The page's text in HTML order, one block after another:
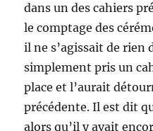
dans un des cahiers
le comptage des
il ne s’agissait de
simplement pris un
place et l’aurait
précédente. Il est dit
alors qu’il y avait